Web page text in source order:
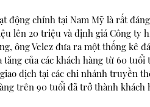
động chính tại Nam Mỹ là rất
lên 20 triệu và định giá Công ty
ông Velez đưa ra một thống kê
của các khách hàng từ 60
dịch tại các chi nhánh truyền
trên 90 tuổi đã trở thành khách